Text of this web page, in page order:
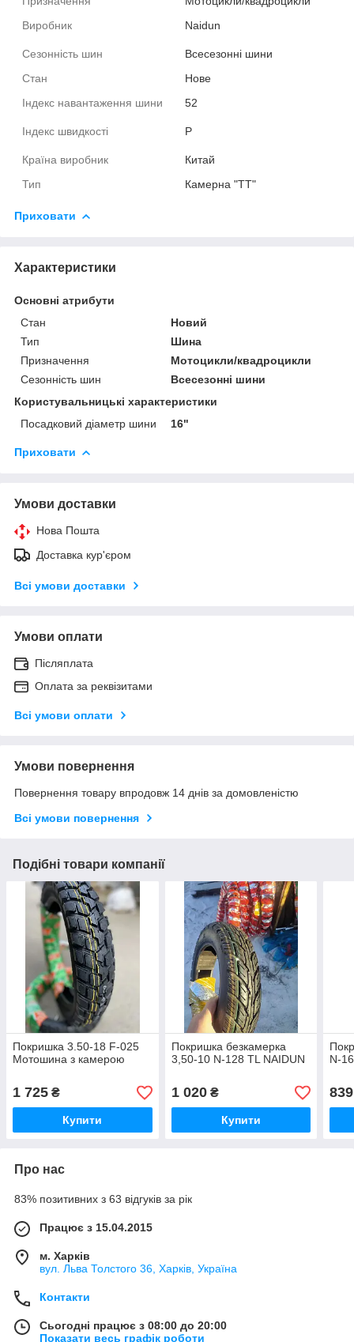
Виробник
Naidun
Сезонність шин
Всесезонні шини
Стан
Нове
Індекс навантаження шини
52
Індекс швидкості P
Країна виробник
Китай
Тип
Камерна "TT"
Приховати
Характеристики
Основні атрибути
Стан
Новий
Тип
Шина
Призначення
Мотоцикли/квадроцикли
Сезонність шин
Всесезонні шини
Користувальницькі характеристики
Посадковий діаметр шини
16"
Приховати
Умови доставки
Нова Пошта
Доставка кур'єром
Всі умови доставки
Умови оплати
Післяплата
Оплата за реквізитами
Всі умови оплати
Умови повернення
Повернення товару впродовж 14 днів за домовленістю
Всі умови повернення
Подібні товари компанії
Покришка 3.50-18 F-025
Мотошина з камерою
1 725 ₴
Купити
Покришка безкамерка
3,50-10 N-128 TL NAIDUN
1 020₴
Купити
N-
839
Про нас
83% позитивних з 63 відгуків за рік
Працює з 15.04.2015
м. Харків
вул. Льва Толстого 36, Харків, Україна
Контакти
Сьогодні працює з 08:00 до 20:00
Показати весь графік роботи